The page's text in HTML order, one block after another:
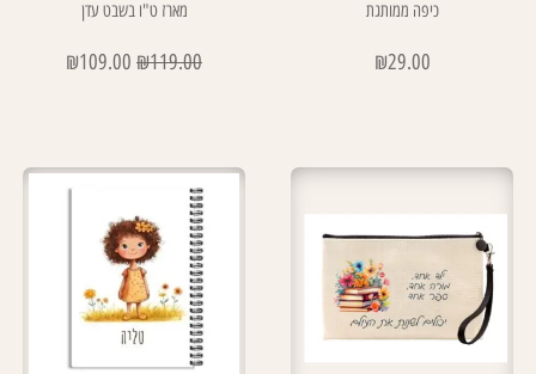
כיפה ממותגת
₪29.00
מארז ט"ו בשבט עדן
₪119.00
₪109.00